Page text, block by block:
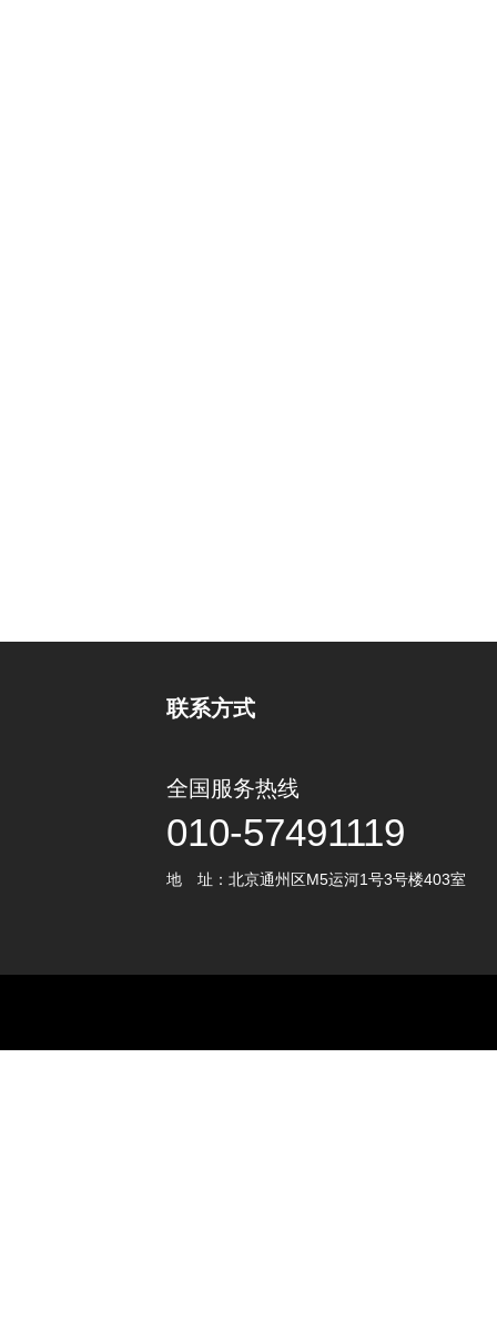
联系方式
全国服务热线
010-57491119
地 址：北京通州区M5运河1号3号楼403室